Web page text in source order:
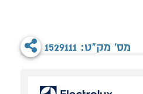
מס' מק"ט: 1529111